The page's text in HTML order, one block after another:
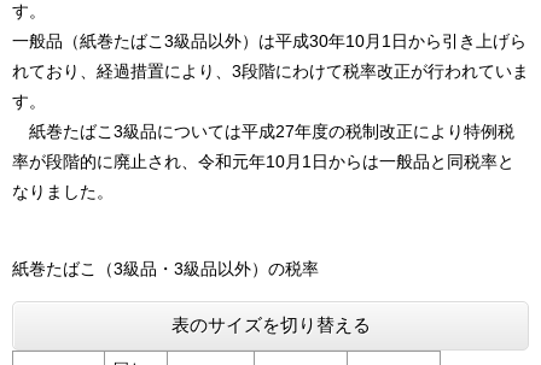
す。
一般品（紙巻たばこ3級品以外）は平成30年10月1日から引き上げら
れており、経過措置により、3段階にわけて税率改正が行われていま
す。
紙巻たばこ3級品については平成27年度の税制改正により特例税
率が段階的に廃止され、令和元年10月1日からは一般品と同税率と
なりました。
紙巻たばこ（3級品・3級品以外）の税率
表のサイズを切り替える